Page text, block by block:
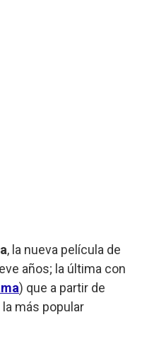
, la nueva película de
años; la última con
) que a partir de
más popular